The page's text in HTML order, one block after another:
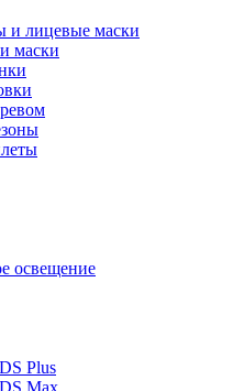
и лицевые маски
маски
освещение
Plus
Max